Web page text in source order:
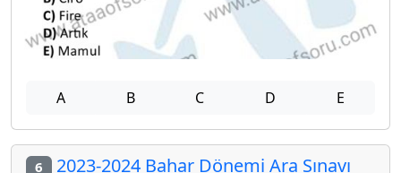
A B C D E
6 2023-2024 Bahar Dönemi Ara Sınavı